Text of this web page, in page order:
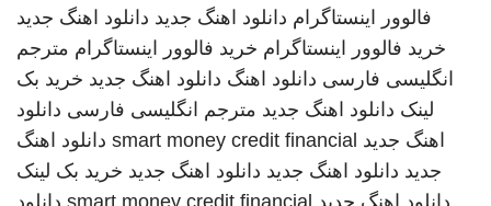
فالوور اینستاگرام دانلود اهنگ جدید دانلود اهنگ جدید
خرید فالوور اینستاگرام خرید فالوور اینستاگرام مترجم
انگلیسی فارسی دانلود اهنگ دانلود اهنگ جدید خرید بک
لینک دانلود اهنگ جدید مترجم انگلیسی فارسی دانلود
اهنگ جدید smart money credit financial دانلود اهنگ
جدید دانلود اهنگ جدید دانلود اهنگ جدید خرید بک لینک